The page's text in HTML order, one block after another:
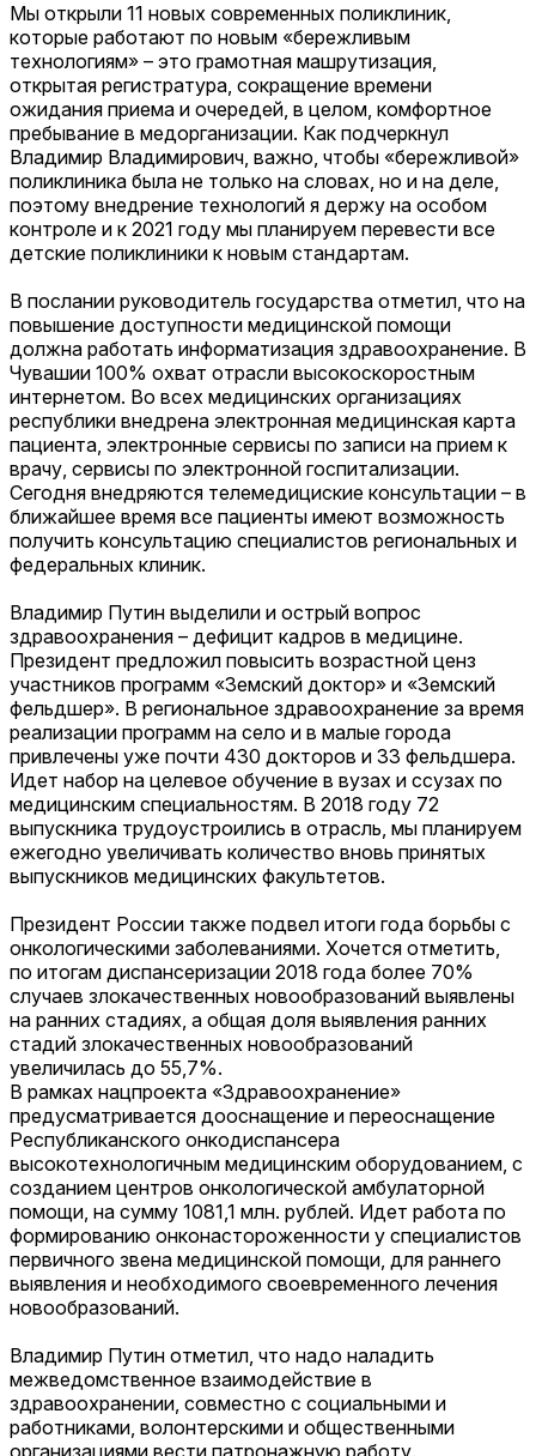
Мы открыли 11 новых современных поликлиник,
которые работают по новым «бережливым
технологиям» – это грамотная машрутизация,
открытая регистратура, сокращение времени
ожидания приема и очередей, в целом, комфортное
пребывание в медорганизации. Как подчеркнул
Владимир Владимирович, важно, чтобы «бережливой»
поликлиника была не только на словах, но и на деле,
поэтому внедрение технологий я держу на особом
контроле и к 2021 году мы планируем перевести все
детские поликлиники к новым стандартам.
В послании руководитель государства отметил, что на
повышение доступности медицинской помощи
должна работать информатизация здравоохранение. В
Чувашии 100% охват отрасли высокоскоростным
интернетом. Во всех медицинских организациях
республики внедрена электронная медицинская карта
пациента, электронные сервисы по записи на прием к
врачу, сервисы по электронной госпитализации.
Сегодня внедряются телемедициские консультации – в
ближайшее время все пациенты имеют возможность
получить консультацию специалистов региональных и
федеральных клиник.
Владимир Путин выделили и острый вопрос
здравоохранения – дефицит кадров в медицине.
Президент предложил повысить возрастной ценз
участников программ «Земский доктор» и «Земский
фельдшер». В региональное здравоохранение за время
реализации программ на село и в малые города
привлечены уже почти 430 докторов и 33 фельдшера.
Идет набор на целевое обучение в вузах и ссузах по
медицинским специальностям. В 2018 году 72
выпускника трудоустроились в отрасль, мы планируем
ежегодно увеличивать количество вновь принятых
выпускников медицинских факультетов.
Президент России также подвел итоги года борьбы с
онкологическими заболеваниями. Хочется отметить,
по итогам диспансеризации 2018 года более 70%
случаев злокачественных новообразований выявлены
на ранних стадиях, а общая доля выявления ранних
стадий злокачественных новообразований
увеличилась до 55,7%.
В рамках нацпроекта «Здравоохранение»
предусматривается дооснащение и переоснащение
Республиканского онкодиспансера
высокотехнологичным медицинским оборудованием, с
созданием центров онкологической амбулаторной
помощи, на сумму 1081,1 млн. рублей. Идет работа по
формированию онконастороженности у специалистов
первичного звена медицинской помощи, для раннего
выявления и необходимого своевременного лечения
новообразований.
Владимир Путин отметил, что надо наладить
межведомственное взаимодействие в
здравоохранении, совместно с социальными и
работниками, волонтерскими и общественными